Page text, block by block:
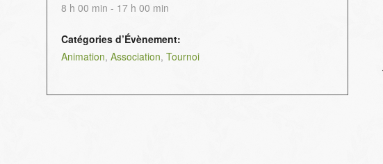
8 h 00 min - 17 h 00 min
Catégories d’Évènement:
Animation, Association, Tournoi